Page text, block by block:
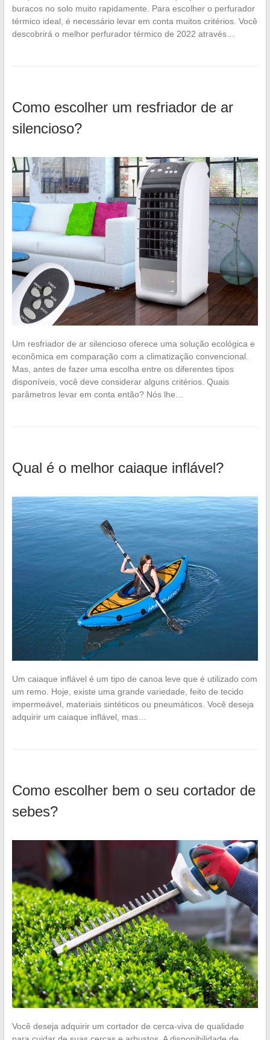
buracos no solo muito rapidamente. Para escolher o perfurador
térmico ideal, é necessário levar em conta muitos critérios. Você
descobrirá o melhor perfurador térmico de 2022 através…
Como escolher um resfriador de ar
silencioso?
Um resfriador de ar silencioso oferece uma solução ecológica e
econômica em comparação com a climatização convencional.
Mas, antes de fazer uma escolha entre os diferentes tipos
disponíveis, você deve considerar alguns critérios. Quais
parâmetros levar em conta então? Nós lhe…
Qual é o melhor caiaque inflável?
Um caiaque inflável é um tipo de canoa leve que é utilizado com
um remo. Hoje, existe uma grande variedade, feito de tecido
impermeável, materiais sintéticos ou pneumáticos. Você deseja
adquirir um caiaque inflável, mas…
Como escolher bem o seu cortador de
sebes?
Você deseja adquirir um cortador de cerca-viva de qualidade